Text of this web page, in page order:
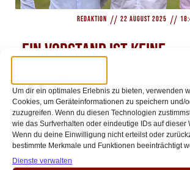
Um dir ein optimales Erlebnis zu bieten, verwenden
Cookies, um Geräteinformationen zu speichern und/
zuzugreifen. Wenn du diesen Technologien
wie das Surfverhalten oder eindeutige IDs auf dieser
Wenn du deine Einwilligung nicht erteilst oder
bestimmte Merkmale und Funktionen beeinträchtigt
Dienste verwalten
Redaktion // 22 August 2025 //
„Ein Vorstand ist keine
Geschmackspolizei.“ – Team
Vorstandscheck
Team FC: Strukturreform, Dialog und sportliche
Inside Müngersdorf setzt seine Serie zur
und beleuchtet die Positionen[…]